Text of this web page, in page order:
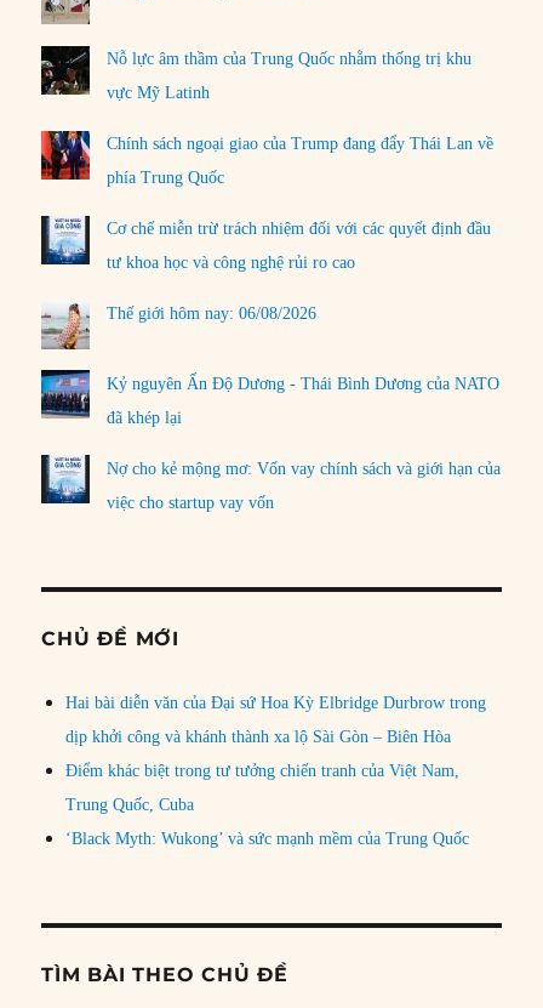
Nỗ lực âm thầm của Trung Quốc nhằm thống trị khu
vực Mỹ Latinh
Chính sách ngoại giao của Trump đang đẩy Thái Lan về
phía Trung Quốc
Cơ chế miễn trừ trách nhiệm đối với các quyết định đầu
tư khoa học và công nghệ rủi ro cao
Thế giới hôm nay: 06/08/2026
Kỷ nguyên Ấn Độ Dương - Thái Bình Dương của NATO
đã khép lại
Nợ cho kẻ mộng mơ: Vốn vay chính sách và giới hạn của
việc cho startup vay vốn
CHỦ ĐỀ MỚI
Hai bài diễn văn của Đại sứ Hoa Kỳ Elbridge Durbrow trong
dịp khởi công và khánh thành xa lộ Sài Gòn – Biên Hòa
Điểm khác biệt trong tư tưởng chiến tranh của Việt Nam,
Trung Quốc, Cuba
‘Black Myth: Wukong’ và sức mạnh mềm của Trung Quốc
TÌM BÀI THEO CHỦ ĐỀ